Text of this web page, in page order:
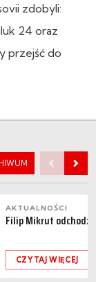
zdobyli:
24 oraz
przejść do
AKTUALNOŚCI
Filip Mikrut
CZYTAJ WIĘCEJ